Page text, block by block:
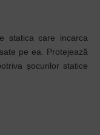
statica care incarca
pe ea. Protejează
șocurilor statice